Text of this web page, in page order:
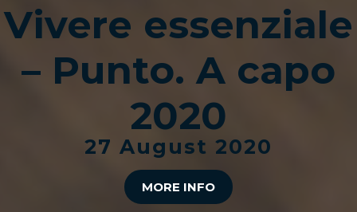
Vivere essenziale
– Punto. A capo
2020
27 August 2020
MORE INFO